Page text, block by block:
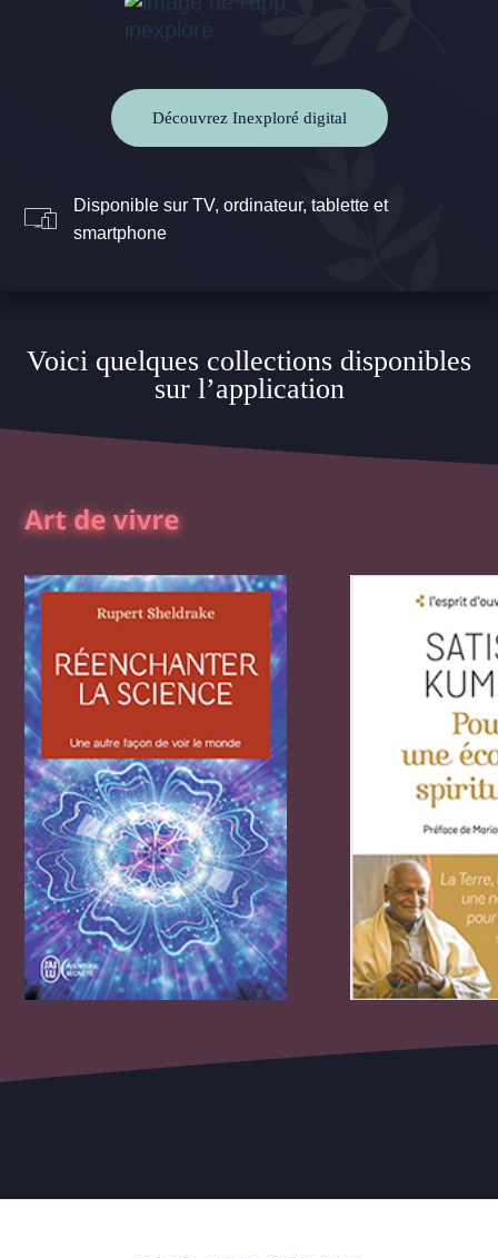
Découvrez Inexploré digital
Disponible sur TV, ordinateur, tablette et
smartphone
Voici quelques collections disponibles
sur l’application